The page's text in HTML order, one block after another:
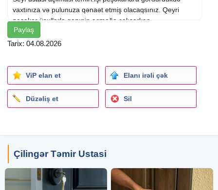
vaxtınıza və pulunuza qənaət etmiş olacaqsınız. Qeyri
peşəkar üsullarla qapınin açmağa çalışarkən
zədələnməməsi gərəkən hissələr zədələnir və nəticədə bir
iş iki iş olmuş olur. Belə hallarla qarşılaşmamaq üçün bizə
Maksimum səliqəli ve operativ xidmət.Türk Qapıları, Çin
qapıları və Avtomobil qapılarının aparatla açılması. Seyf
ustasi açilmasi temiri.
Paylaş
Tarix: 04.08.2026
ViP elan et Elanı irəli çək
Düzəliş et Sil
Çilingər Təmir Ustasi